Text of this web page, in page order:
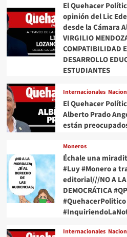
El Quehacer
opinión del Lic
desde la Cámara
VIRGILIO
COMPATIBILIDAD
DESARROLLO
ESTUDIANTES
Internacionales
El Quehacer
Alberto Prado
están
Moneros
Échale una
#Luy #Monero a
editorial///NO A LA
DEMOCRÁTICA
#QuehacerPolitico
Internacionales